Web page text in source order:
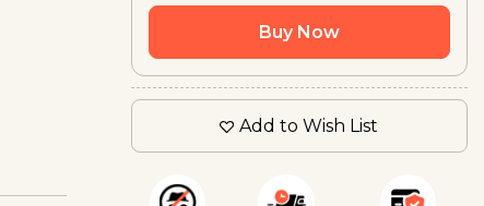
Buy Now
Add to Wish List